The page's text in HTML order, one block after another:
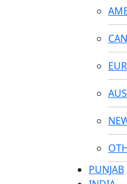
PUNJAB